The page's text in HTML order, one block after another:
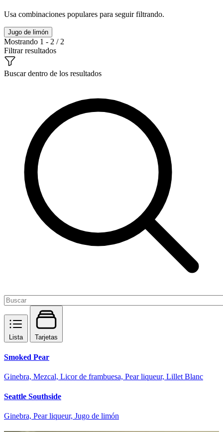
Usa combinaciones populares para seguir filtrando.
Jugo de limón
Mostrando 1 - 2 / 2
Filtrar resultados
Buscar dentro de los resultados
Lista Tarjetas
Smoked Pear
Ginebra, Mezcal, Licor de frambuesa, Pear liqueur, Lillet Blanc
Seattle Southside
Ginebra, Pear liqueur, Jugo de limón